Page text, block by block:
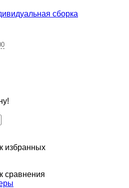
сборка
избранных
сравнения